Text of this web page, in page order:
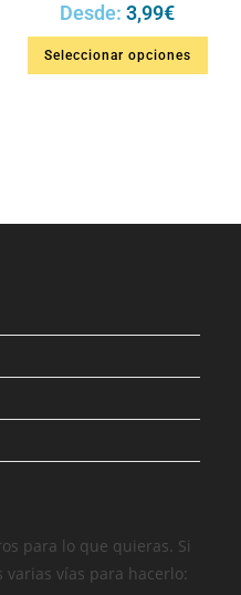
Desde: 3,99€
Seleccionar opciones
para lo que quieras. Si
vías para hacerlo: